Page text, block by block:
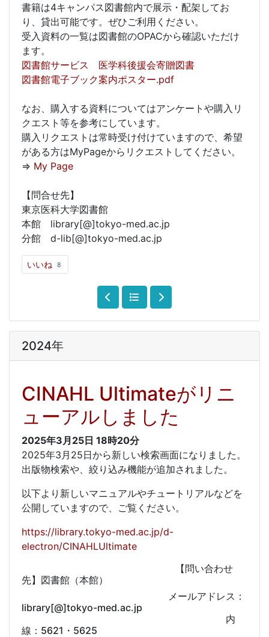
書籍は4キャンパス図書館内で展示・配架してお
り、貸出可能です。ぜひご利用ください。
受入資料の一覧は図書館のOPACから確認いただけ
ます。
図書館サービス 医学科後援会寄贈図書
図書館電子ブック案内ポスター.pdf
なお、購入する資料についてはアンケートや購入リ
クエスト等を参考にしています。
購入リクエストは常時受け付けていますので、希望
がある方はMyPageからリクエストしてください。
⇒ My Page
【問合せ先】
東京医科大学図書館
本館 library[@]tokyo-med.ac.jp
分館 d-lib[@]tokyo-med.ac.jp
いいね 8
2024年
CINAHL Ultimateがリニ
ューアルしました
2025年3月25日 18時20分
2025年3月25日から新しい検索画面になりました。
出版物検索や、絞り込み機能が追加されました。
以下より新しいマニュアルやチュートリアルなどを
公開していますので、ご覧ください。
https://library.tokyo-med.ac.jp/d-
electron/CINAHLUltimate
【問い合わせ
先】図書館（本館）
メールアドレス：
library[@]tokyo-med.ac.jp
内
線：5621・5625